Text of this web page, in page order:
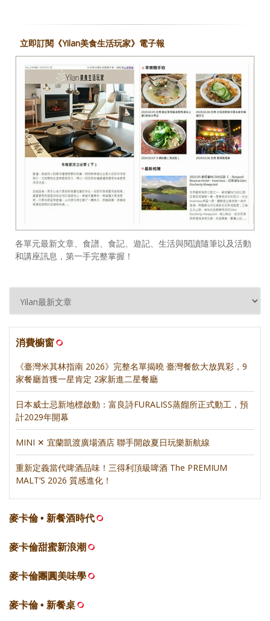
立即訂閱《Yilan美食生活玩家》電子報
各單元最新文章、食譜、食記、遊記、生活與閱讀隨筆以及活動
和講座訊息，第一手完整掌握！
消費櫥窗
《臺灣米其林指南 2026》完整名單揭曉 臺灣餐飲大放異彩，9
家餐廳首獲一星肯定 2家新進二星餐廳
日本威士忌新地標啟動：富良詩FURALISS蒸餾所正式動工，預
計2029年開幕
MINI ✕ 宜蘭凱渡廣場酒店 聯手開啟夏日玩樂新航線
重新定義當代啤酒品味！三得利頂級啤酒 The PREMIUM
MALT’S 2026 質感進化！
麥卡倫 • 新餐酒時代
麥卡倫甜蜜新浪潮
麥卡倫團圓美味學
麥卡倫 • 新餐桌